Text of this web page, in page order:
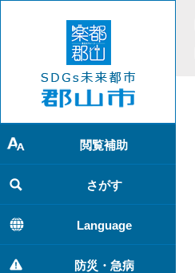
で
す
。
ば
し
て
本
文
へ
閲覧補助
さがす
Language
防災・急病